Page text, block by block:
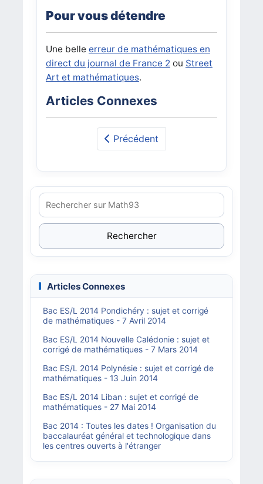
Pour vous détendre
Une belle erreur de mathématiques en
direct du journal de France 2ou Street
Art et mathématiques.
Articles Connexes
Précédent
Rechercher
Articles Connexes
Bac ES/L 2014 Pondichéry : sujet et corrigé
de mathématiques - 7 Avril 2014
Bac ES/L 2014 Nouvelle Calédonie : sujet et
corrigé de mathématiques - 7 Mars 2014
Bac ES/L 2014 Polynésie : sujet et corrigé de
mathématiques - 13 Juin 2014
Bac ES/L 2014 Liban : sujet et corrigé de
mathématiques - 27 Mai 2014
Bac 2014 : Toutes les dates ! Organisation du
baccalauréat général et technologique dans
les centres ouverts à l'étranger